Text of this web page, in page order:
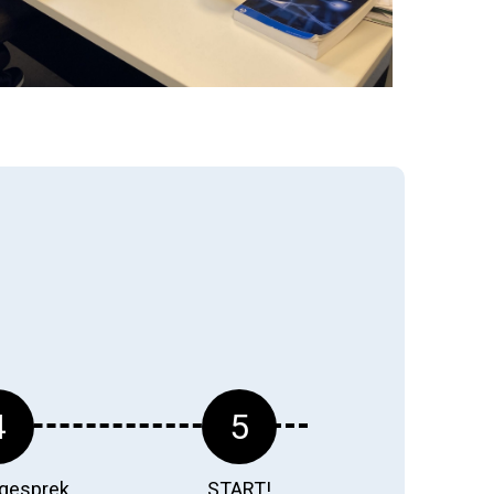
5
START!